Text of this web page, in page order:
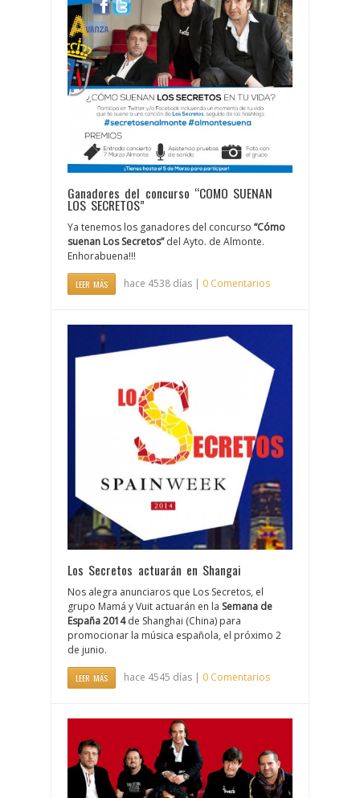
Ganadores del concurso “COMO SUENAN
LOS SECRETOS”
Ya tenemos los ganadores del concurso “Cómo
suenan Los Secretos”del Ayto. de Almonte.
Enhorabuena!!!
LEER MÁS hace 4538 días | 0 Comentarios
Los Secretos actuarán en Shangai
Nos alegra anunciaros que Los Secretos, el
grupo Mamá y Vuit actuarán en la Semana de
España 2014de Shanghai (China) para
promocionar la música española, el próximo 2
de junio.
LEER MÁS hace 4545 días | 0 Comentarios